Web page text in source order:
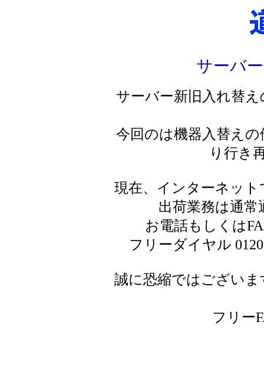
サーバ
サーバー新旧入れ替
今回のは機器入替え
り行き
現在、インターネッ
出荷業務は通
お電話もしくは
フリーダイヤル
誠に恐縮ではござい
フリー